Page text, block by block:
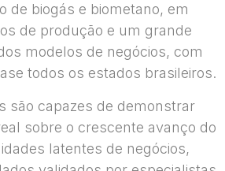
de biogás e biometano, em
de produção e um grande
modelos de negócios, com
todos os estados brasileiros.
são capazes de demonstrar
sobre o crescente avanço do
latentes de negócios,